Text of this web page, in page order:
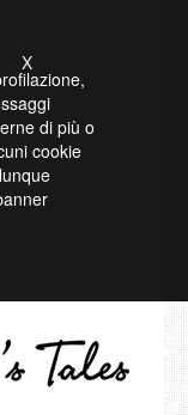
di più o
cookie
X